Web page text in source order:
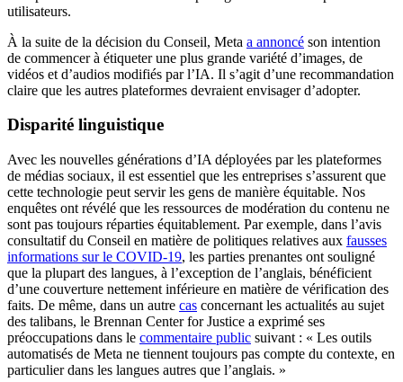
utilisateurs.
À la suite de la décision du Conseil, Meta a annoncé son intention
de commencer à étiqueter une plus grande variété d’images, de
vidéos et d’audios modifiés par l’IA. Il s’agit d’une recommandation
claire que les autres plateformes devraient envisager d’adopter.
Disparité linguistique
Avec les nouvelles générations d’IA déployées par les plateformes
de médias sociaux, il est essentiel que les entreprises s’assurent que
cette technologie peut servir les gens de manière équitable. Nos
enquêtes ont révélé que les ressources de modération du contenu ne
sont pas toujours réparties équitablement. Par exemple, dans l’avis
consultatif du Conseil en matière de politiques relatives aux fausses
informations sur le COVID-19, les parties prenantes ont souligné
que la plupart des langues, à l’exception de l’anglais, bénéficient
d’une couverture nettement inférieure en matière de vérification des
faits. De même, dans un autre cas concernant les actualités au sujet
des talibans, le Brennan Center for Justice a exprimé ses
préoccupations dans le commentaire public suivant : « Les outils
automatisés de Meta ne tiennent toujours pas compte du contexte, en
particulier dans les langues autres que l’anglais. »